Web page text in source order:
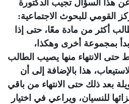
عن هذا السؤال تجيب الدكتورة
القومي للبحوث الاجتماعية:
أكثر من مادة معًا، حتى إذا
بمجموعة أخرى وهكذا،
حتى الانتهاء منها يصيب الطالب
هذا بالإضافة إلى أن
بعد ذلك حتى الانتهاء من باقي
للنسيان، ويراعي في اختيار